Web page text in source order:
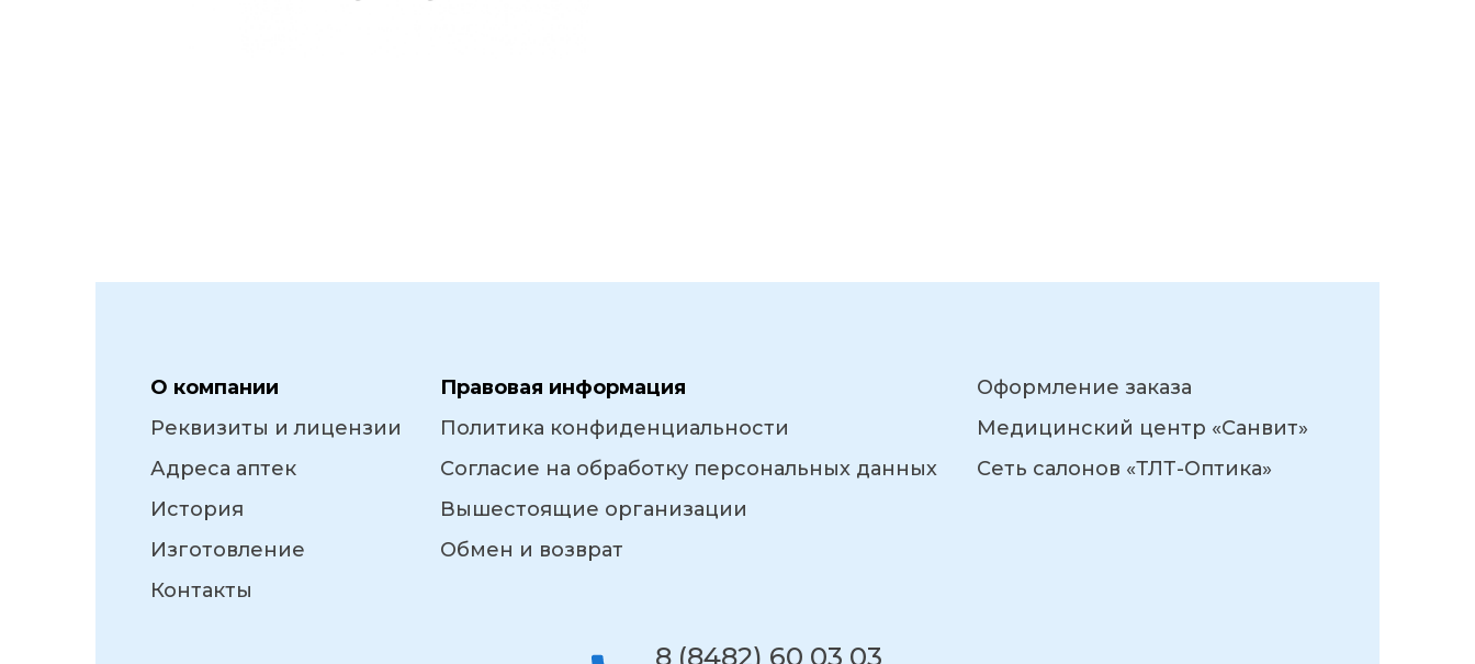
О компании
Реквизиты и лицензии
Адреса аптек
История
Изготовление
Контакты
Правовая информация
Политика конфиденциальности
Согласие на обработку персональных данных
Вышестоящие организации
Обмен и возврат
Оформление заказа
Медицинский центр «Санвит»
Сеть салонов «ТЛТ-Оптика»
8 (8482) 60 03 03